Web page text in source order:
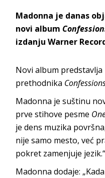
Madonna je danas
novi album
izdanju Warner
Novi album
prethodnika
Madonna je suštinu
prve stihove pesme
je dens muzika
nije samo mesto, već
pokret zamenjuje jezik.“
Madonna dodaje: